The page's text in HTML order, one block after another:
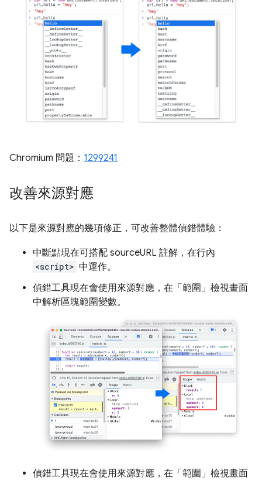
Chromium 問題： 1299241
改善來源對應
以下是來源對應的幾項修正，可改善整體偵錯體驗：
中斷點現在可搭配 sourceURL 註解，在行內
<script> 中運作。
偵錯工具現在會使用來源對應，在「範圍」 檢視畫面
中解析區塊範圍變數。
偵錯工具現在會使用來源對應，在「範圍」 檢視畫面